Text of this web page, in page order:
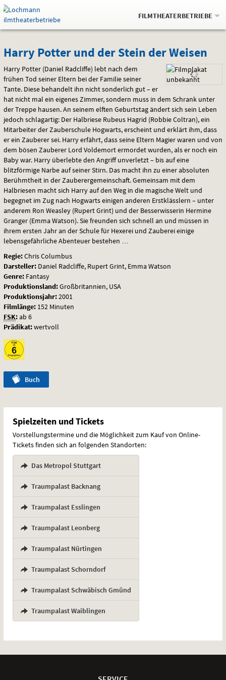
Springe
zum
,zum
.
Navigation
Service
Gehe
zur
Auswahl
FILMTHEATERBETRIEBE
Harry
Potter
und
der
Stein
der
Weisen
Harry Potter und der Stein der Weisen
Harry Potter (Daniel Radcliffe) lebt nach dem
frühen Tod seiner Eltern bei der Familie seiner
Tante. Diese behandelt ihn nicht sonderlich gut – er
hat nicht mal ein eigenes Zimmer, sondern muss in dem Schrank unter
der Treppe hausen. An seinem elften Geburtstag ändert sich sein Leben
jedoch schlagartig: Der Halbriese Rubeus Hagrid (Robbie Coltran), ein
Mitarbeiter der Zauberschule Hogwarts, erscheint und erklärt ihm, dass
er ein Zauberer sei. Harry erfährt, dass seine Eltern Magier waren und von
dem bösen Zauberer Lord Voldemort ermordet wurden, als er noch ein
Baby war. Harry überlebte den Angriff unverletzt – bis auf eine
blitzförmige Narbe auf seiner Stirn. Das macht ihn zu einer absoluten
Berühmtheit in der Zauberergemeinschaft. Gemeinsam mit dem
Halbriesen macht sich Harry auf den Weg in die magische Welt und
begegnet im Zug nach Hogwarts einigen anderen Erstklässlern – unter
anderem Ron Weasley (Rupert Grint) und der Besserwisserin Hermine
Granger (Emma Watson). Sie freunden sich schnell an und müssen in
ihrem ersten Jahr an der Schule für Hexerei und Zauberei einige
lebensgefährliche Abenteuer bestehen …
Regie:Chris Columbus
Darsteller: Daniel Radcliffe, Rupert Grint, Emma Watson
Genre: Fantasy
Produktionsland:Großbritannien, USA
Produktionsjahr:2001
Filmlänge: 152 Minuten
FSK:ab 6
Prädikat:wertvoll
Buch
Spielzeiten und Tickets
Vorstellungstermine und die Möglichkeit zum Kauf von Online-
Tickets finden sich an folgenden Standorten:
Das Metropol Stuttgart
Traumpalast Backnang
Traumpalast Esslingen
Traumpalast Leonberg
Traumpalast Nürtingen
Traumpalast Schorndorf
Traumpalast Schwäbisch Gmünd
Traumpalast Waiblingen